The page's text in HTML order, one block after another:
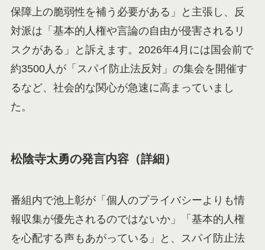
保障上の脆弱性を補う必要がある」と主張し、反
対派は「基本的人権や言論の自由が侵害されるリ
スクがある」と訴えます。2026年4月には国会前で
約3500人が「スパイ防止法反対」の集会を開催す
るなど、社会的な関心が急速に高まっていまし
た。
松陰寺太勇の発言内容（詳細）
番組内で池上彰が「個人のプライバシーよりも情
報収集が優先されるのではないか」「基本的人権
を心配する声もあがっている」と、スパイ防止法